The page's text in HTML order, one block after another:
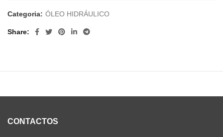
Categoria: ÓLEO HIDRÁULICO
Share
CONTACTOS